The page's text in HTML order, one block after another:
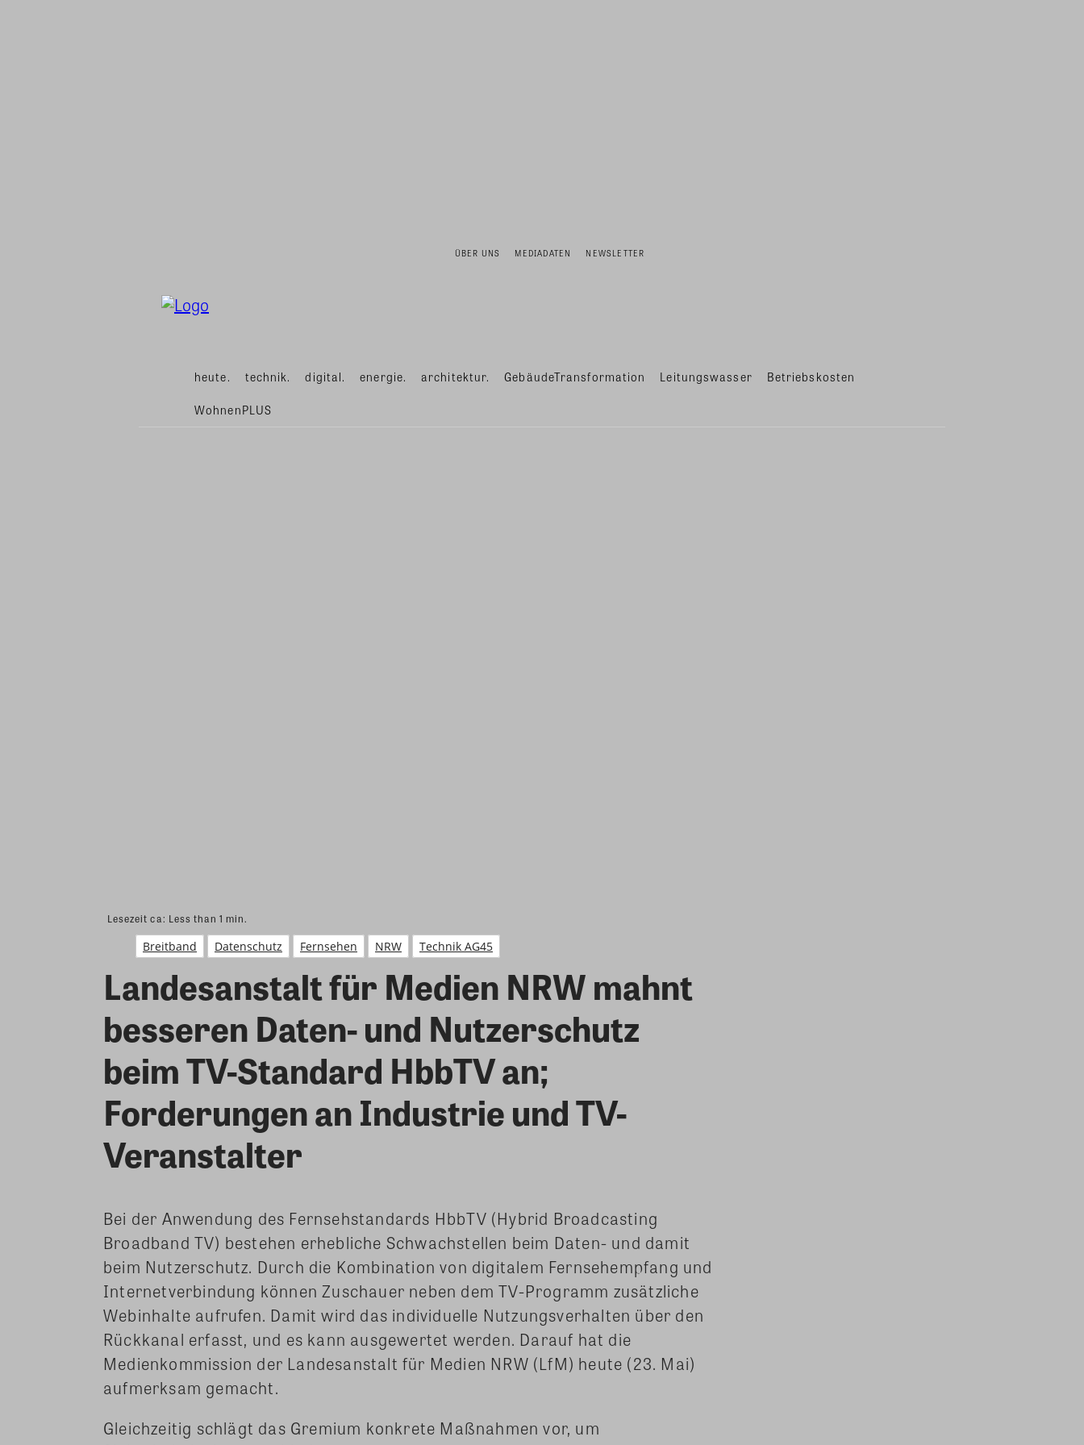
ÜBER UNS MEDIADATEN NEWSLETTER
heute. technik. digital. energie. architektur. GebäudeTransformation Leitungswasser Betriebskosten
WohnenPLUS
Lesezeit ca: Less than 1 min.
Breitband Datenschutz Fernsehen NRW Technik AG45
Landesanstalt für Medien NRW mahnt
besseren Daten- und Nutzerschutz
beim TV-Standard HbbTV an;
Forderungen an Industrie und TV-
Veranstalter
Bei der Anwendung des Fernsehstandards HbbTV (Hybrid Broadcasting
Broadband TV) bestehen erhebliche Schwachstellen beim Daten- und damit
beim Nutzerschutz. Durch die Kombination von digitalem Fernsehempfang und
Internetverbindung können Zuschauer neben dem TV-Programm zusätzliche
Webinhalte aufrufen. Damit wird das individuelle Nutzungsverhalten über den
Rückkanal erfasst, und es kann ausgewertet werden. Darauf hat die
Medienkommission der Landesanstalt für Medien NRW (LfM) heute (23. Mai)
aufmerksam gemacht.
Gleichzeitig schlägt das Gremium konkrete Maßnahmen vor, um